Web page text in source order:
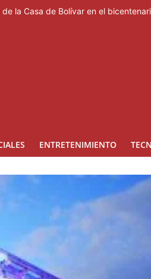
la Casa de Bolívar en el
ENTRETENIMIENTO